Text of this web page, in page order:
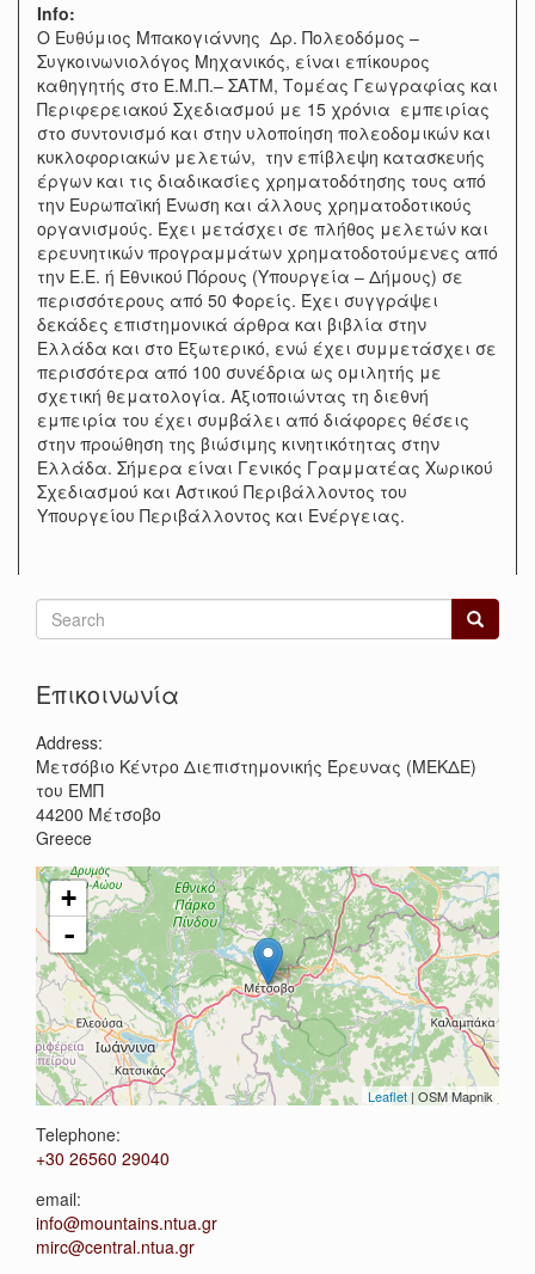
Info:
O Eυθύμιος Μπακογιάννης Δρ. Πολεοδόμος –
Συγκοινωνιολόγος Μηχανικός, είναι επίκουρος
καθηγητής στο Ε.Μ.Π.– ΣΑΤΜ, Τομέας Γεωγραφίας και
Περιφερειακού Σχεδιασμού με 15 χρόνια εμπειρίας
στο συντονισμό και στην υλοποίηση πολεοδομικών και
κυκλοφοριακών μελετών, την επίβλεψη κατασκευής
έργων και τις διαδικασίες χρηματοδότησης τους από
την Ευρωπαϊκή Ένωση και άλλους χρηματοδοτικούς
οργανισμούς. Έχει μετάσχει σε πλήθος μελετών και
ερευνητικών προγραμμάτων χρηματοδοτούμενες από
την Ε.Ε. ή Εθνικού Πόρους (Υπουργεία – Δήμους) σε
περισσότερους από 50 Φορείς. Έχει συγγράψει
δεκάδες επιστημονικά άρθρα και βιβλία στην
Ελλάδα και στο Εξωτερικό, ενώ έχει συμμετάσχει σε
περισσότερα από 100 συνέδρια ως ομιλητής με
σχετική θεματολογία. Αξιοποιώντας τη διεθνή
εμπειρία του έχει συμβάλει από διάφορες θέσεις
στην προώθηση της βιώσιμης κινητικότητας στην
Ελλάδα. Σήμερα είναι Γενικός Γραμματέας Χωρικού
Σχεδιασμού και Αστικού Περιβάλλοντος του
Υπουργείου Περιβάλλοντος και Ενέργειας.
Search
form
Επικοινωνία
Address:
Μετσόβιο Κέντρο Διεπιστημονικής Έρευνας (ΜΕΚΔΕ)
του ΕΜΠ
44200 Μέτσοβο
Greece
+
-
Leaflet | OSM Mapnik
Telephone:
+30 26560 29040
email:
info@mountains.ntua.gr
mirc@central.ntua.gr